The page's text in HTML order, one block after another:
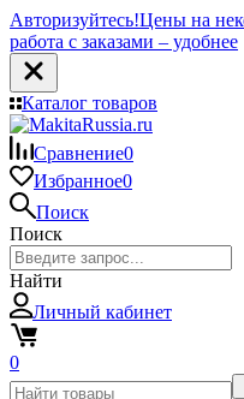
Авторизуйтесь!Цены на
работа с заказами – удобнее
Каталог товаров
Сравнение0
Избранное0
Поиск
Поиск
Найти
Личный кабинет
0